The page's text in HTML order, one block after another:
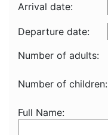
Arrival date:
Departure date:
Number of adults:
Number of children:
Full Name: